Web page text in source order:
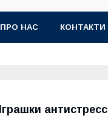
ПРО НАС КОНТАКТИ
Іграшки антистресc